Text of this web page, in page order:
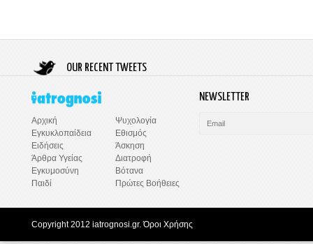
OUR RECENT TWEETS
Αρχική
Εγκυκλοπαίδεια
Ειδήσεις
Άρθρα Υγείας
Εγκυμοσύνη
Παιδί
Ψυχολογία
Εθισμός
Άσκηση
Διατροφή
Βότανα
Πρώτες Βοήθειες
NEWSLETTER
Copyright 2012 iatrognosi.gr.Όροι Χρήσης